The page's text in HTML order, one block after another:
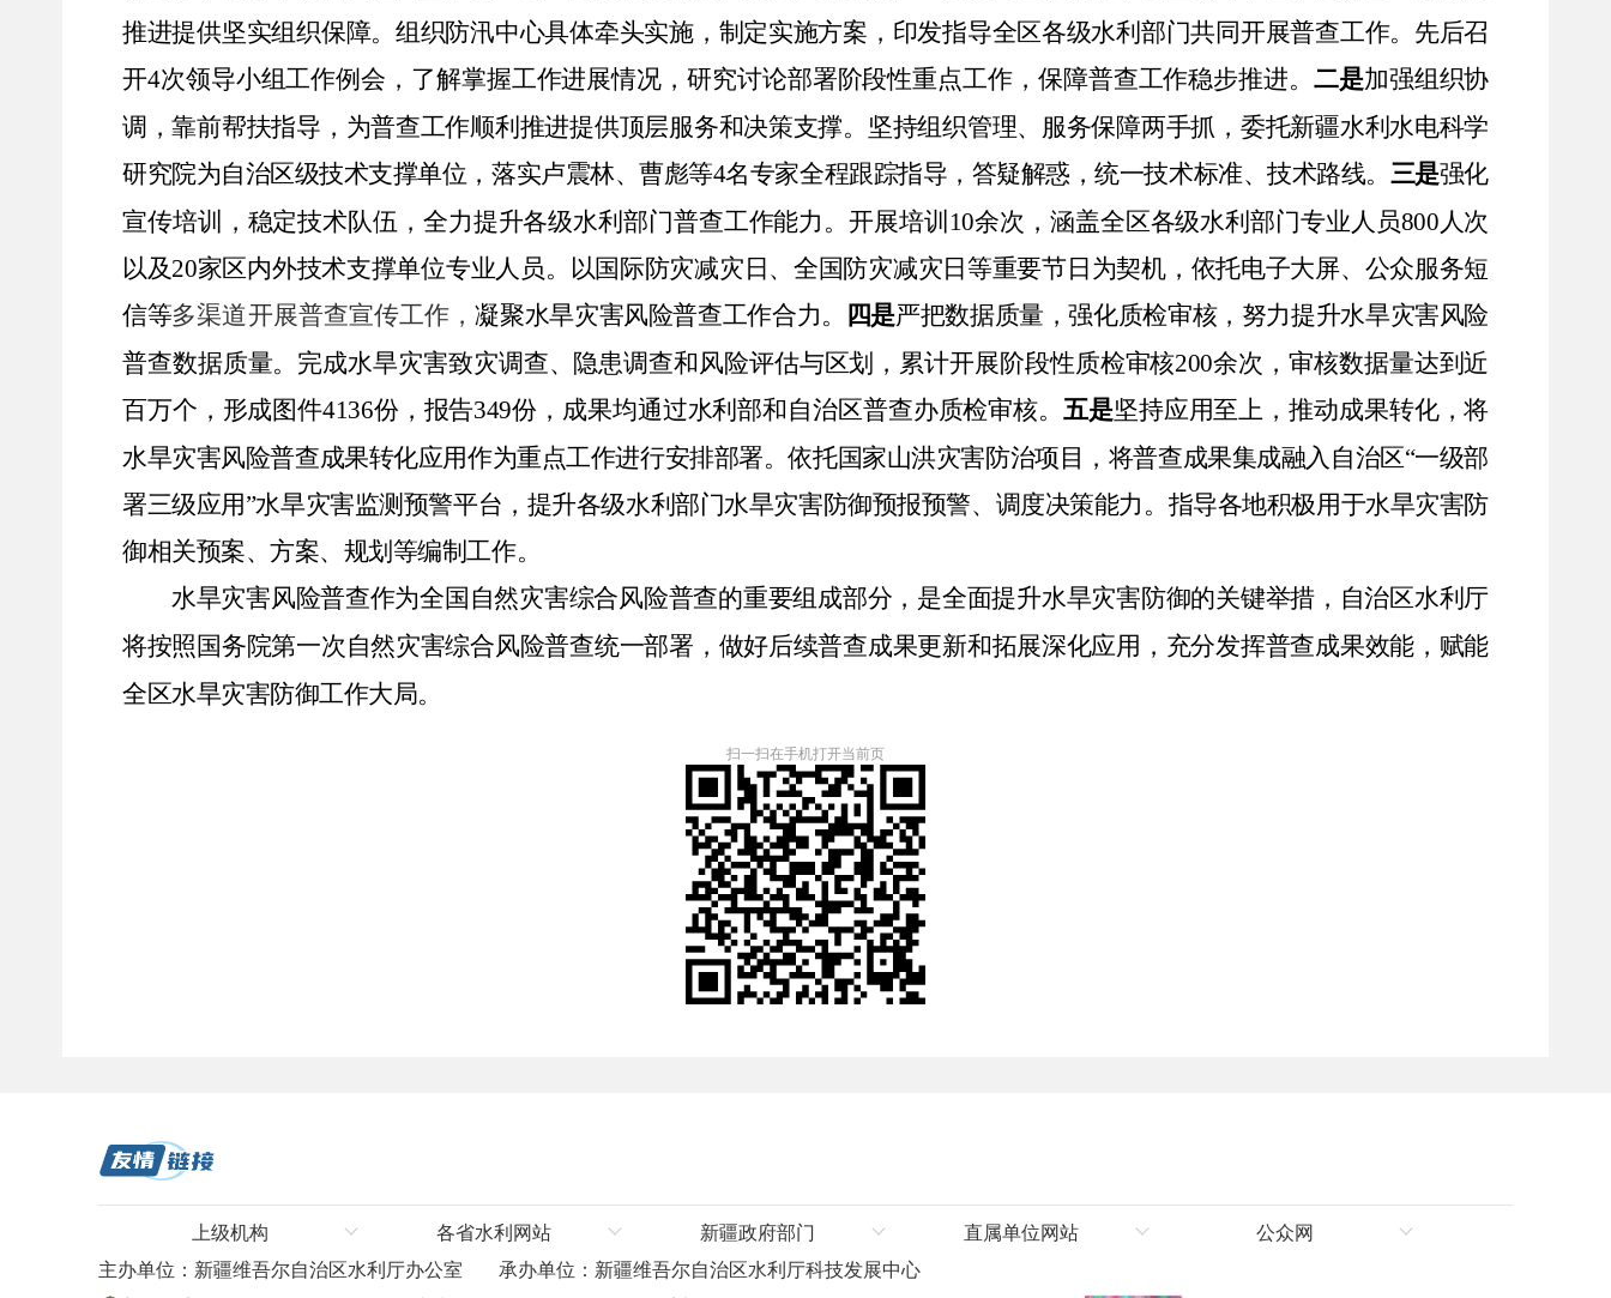
推进提供坚实组织保障。组织防汛中心具体牵头实施，制定实施方案，印发指导全区各级水利部门共同开展普查工作。先后召
开4次领导小组工作例会，了解掌握工作进展情况，研究讨论部署阶段性重点工作，保障普查工作稳步推进。 二是加强组织协
调，靠前帮扶指导，为普查工作顺利推进提供顶层服务和决策支撑。坚持组织管理、服务保障两手抓，委托新疆水利水电科学
研究院为自治区级技术支撑单位，落实卢震林、曹彪等4名专家全程跟踪指导，答疑解惑，统一技术标准、技术路线。 三是强化
宣传培训，稳定技术队伍，全力提升各级水利部门普查工作能力。开展培训 10余次，涵盖全区各级水利部门专业人员800人次
以及20家区内外技术支撑单位专业人员。以国际防灾减灾日、全国防灾减灾日等重要节日为契机，依托电子大屏、公众服务短
信等多渠道开展普查宣传工作，凝聚水旱灾害风险普查工作合力。 四是严把数据质量，强化质检审核，努力提升水旱灾害风险
普查数据质量。完成水旱灾害致灾调查、隐患调查和风险评估与区划，累计开展阶段性质检审核200余次，审核数据量达到近
百万个，形成图件4136份，报告349份，成果均通过水利部和自治区普查办质检审核。五是坚持应用至上，推动成果转化，将
水旱灾害风险普查成果转化应用作为重点工作进行安排部署。依托国家山洪灾害防治项目，将普查成果集成融入自治区“一级部
署三级应用”水旱灾害监测预警平台，提升各级水利部门水旱灾害防御预报预警、调度决策能力。指导各地积极用于水旱灾害防
御相关预案、方案、规划等编制工作。
水旱灾害风险普查作为全国自然灾害综合风险普查的重要组成部分，是全面提升水旱灾害防御的关键举措，自治区水利厅
将按照国务院第一次自然灾害综合风险普查统一部署，做好后续普查成果更新和拓展深化应用，充分发挥普查成果效能，赋能
全区水旱灾害防御工作大局。
扫一扫在手机打开当前页
上级机构
水利部
各省水利网站
河北省水利厅
新疆政府部门
新疆维吾尔自治区人民政府
直属单位网站 公众网
主办单位：新疆维吾尔自治区水利厅办公室
承办单位：新疆维吾尔自治区水利厅科技发展中心